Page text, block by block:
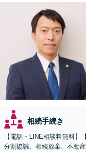
相続手続き
【電話・LINE相談料無料
分割協議、相続放棄、不動